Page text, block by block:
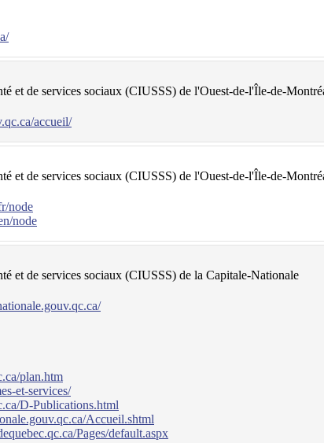
et de services sociaux (CIUSSS) de l'Ouest-de-l'Île-de-
accueil/
et de services sociaux (CIUSSS) de l'Ouest-de-l'Île-de-
node
node
et de services sociaux (CIUSSS) de la Capitale-Nationale
plan.htm
et-services/
D-Publications.html
Accueil.shtml
Pages/default.aspx